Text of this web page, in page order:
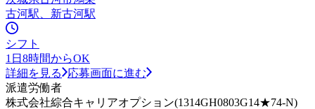
古河駅、新古河駅
シフト
1日8時間からOK
詳細を見る
応募画面に進む
派遣労働者
株式会社綜合キャリアオプション(1314GH0803G14★74-N)